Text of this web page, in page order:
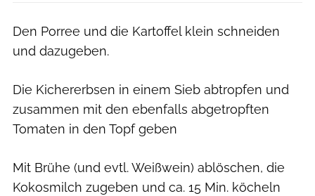
Den Porree und die Kartoffel klein schneiden
und dazugeben.
Die Kichererbsen in einem Sieb abtropfen und
zusammen mit den ebenfalls abgetropften
Tomaten in den Topf geben
Mit Brühe (und evtl. Weißwein) ablöschen, die
Kokosmilch zugeben und ca. 15 Min. köcheln